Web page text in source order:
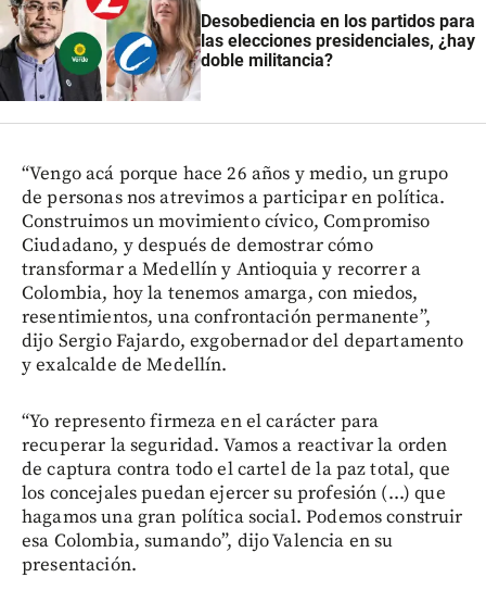
Desobediencia en los partidos para
las elecciones presidenciales, ¿hay
doble militancia?
“Vengo acá porque hace 26 años y medio, un grupo
de personas nos atrevimos a participar en política.
Construimos un movimiento cívico, Compromiso
Ciudadano, y después de demostrar cómo
transformar a Medellín y Antioquia y recorrer a
Colombia, hoy la tenemos amarga, con miedos,
resentimientos, una confrontación permanente”,
dijo Sergio Fajardo, exgobernador del departamento
y exalcalde de Medellín.
“Yo represento firmeza en el carácter para
recuperar la seguridad. Vamos a reactivar la orden
de captura contra todo el cartel de la paz total, que
los concejales puedan ejercer su profesión (...) que
hagamos una gran política social. Podemos construir
esa Colombia, sumando”, dijo Valencia en su
presentación.